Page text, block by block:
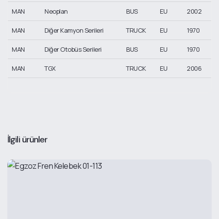
MAN Neoplan BUS EU 2002
MAN Diğer Kamyon Serileri TRUCK EU 1970
MAN Diğer Otobüs Serileri BUS EU 1970
MAN TGX TRUCK EU 2006
İlgili ürünler